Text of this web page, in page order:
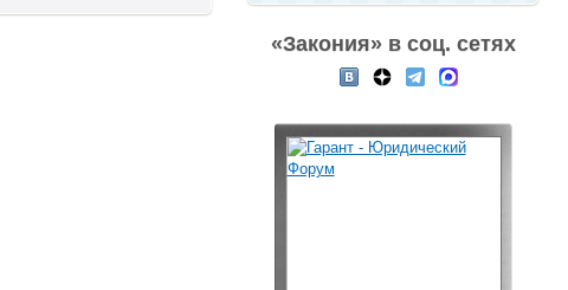
«Закония» в соц. сетях